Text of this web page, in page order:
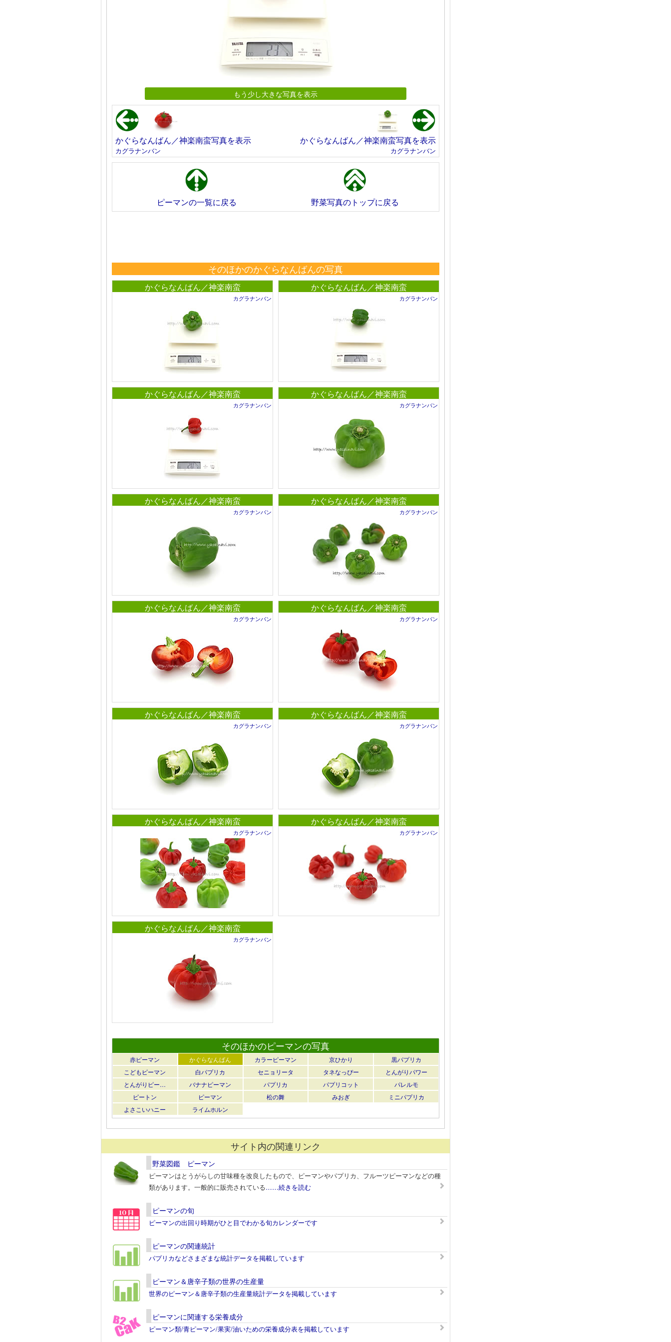
もう少し大きな写真を表示
かぐらなんばん／神楽南蛮写真を表示
カグラナンバン
かぐらなんばん／神楽南蛮写真を表示
カグラナンバン
ピーマンの一覧に戻る 野菜写真のトップに戻る
そのほかのかぐらなんばんの写真
かぐらなんばん／神楽南蛮
カグラナンバン
かぐらなんばん／神楽南蛮
カグラナンバン
かぐらなんばん／神楽南蛮
カグラナンバン
かぐらなんばん／神楽南蛮
カグラナンバン
かぐらなんばん／神楽南蛮
カグラナンバン
かぐらなんばん／神楽南蛮
カグラナンバン
かぐらなんばん／神楽南蛮
カグラナンバン
かぐらなんばん／神楽南蛮
カグラナンバン
かぐらなんばん／神楽南蛮
カグラナンバン
かぐらなんばん／神楽南蛮
カグラナンバン
かぐらなんばん／神楽南蛮
カグラナンバン
かぐらなんばん／神楽南蛮
カグラナンバン
かぐらなんばん／神楽南蛮
カグラナンバン
そのほかのピーマンの写真
赤ピーマン かぐらなんばん カラーピーマン 京ひかり
黒パプリカ
こどもピーマン
白パプリカ セニョリータ タネなっぴー
とんがりパワー
とんがりピー…
バナナピーマン パプリカ パプリコット
パレルモ
ピートン
ピーマン 松の舞 みおぎ
ミニパプリカ
よさこいハニー
ライムホルン
サイト内の関連リンク
野菜図鑑 ピーマン
ピーマンはとうがらしの甘味種を改良したもので、ピーマンやパプリカ、フルーツピーマンなどの種
類があります。一般的に販売されている……続きを読む
ピーマンの旬
ピーマンの出回り時期がひと目でわかる旬カレンダーです
ピーマンの関連統計
パプリカなどさまざまな統計データを掲載しています
ピーマン＆唐辛子類の世界の生産量
世界のピーマン＆唐辛子類の生産量統計データを掲載しています
ピーマンに関連する栄養成分
ピーマン類/青ピーマン/果実/油いための栄養成分表を掲載しています